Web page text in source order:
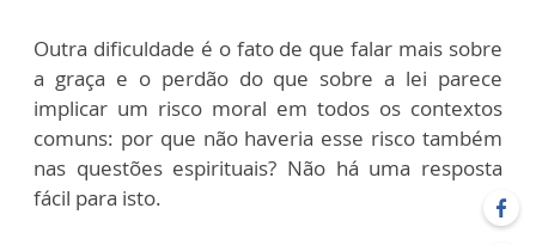
Outra dificuldade é o fato de que falar mais sobre
a graça e o perdão do que sobre a lei parece
implicar um risco moral em todos os contextos
comuns: por que não haveria esse risco também
nas questões espirituais? Não há uma resposta
fácil para isto.